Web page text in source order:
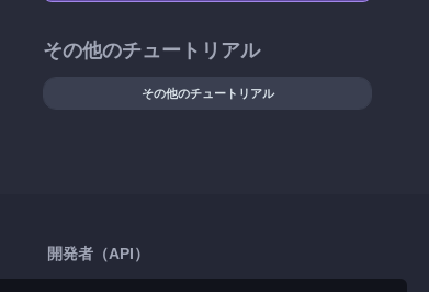
その他のチュートリアル
その他のチュートリアル
開発者（API）